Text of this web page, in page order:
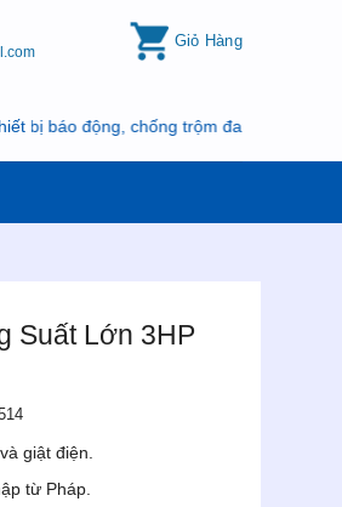
Giỏ Hàng
động, chống trộm đang có khuyến mại,
Suất Lớn 3HP
giật điện.
từ Pháp.